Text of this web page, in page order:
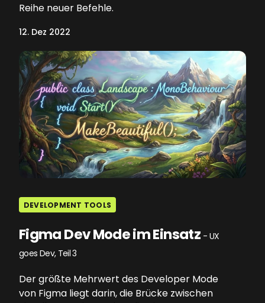
Reihe neuer Befehle.
12. Dez 2022
DEVELOPMENT TOOLS
Figma Dev Mode im Einsatz - UX
goes Dev, Teil 3
Der größte Mehrwert des Developer Mode
von Figma liegt darin, die Brücke zwischen